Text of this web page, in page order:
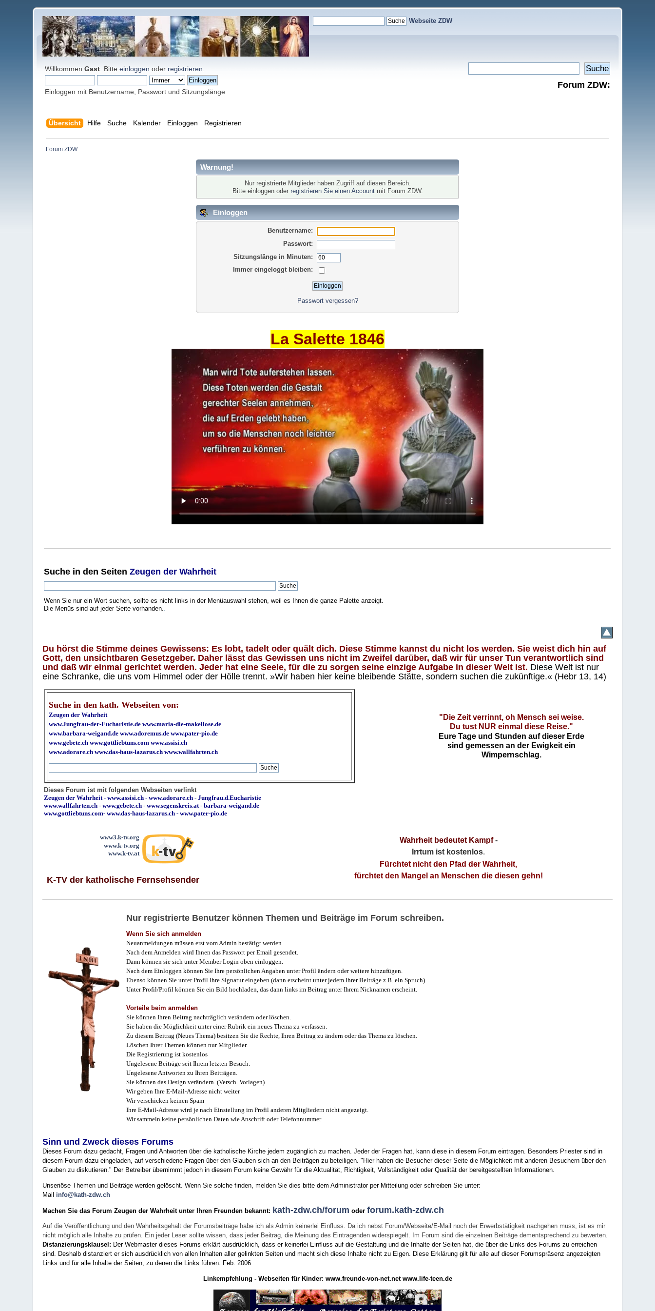
Webseite ZDW
WillkommenGast . Bitteeinloggen oder registrieren
Einloggen mit Benutzername, Passwort und Sitzungslänge
Forum ZDW:
Übersicht Hilfe Suche Kalender Einloggen Registrieren
Forum ZDW
Warnung!
Nur registrierte Mitglieder haben Zugriff auf diesen Bereich.
Bitte einloggen oder registrieren Sie einen Accountmit Forum ZDW.
Einloggen
Benutzername:
Passwort:
Sitzungslänge in Minuten:
Immer eingeloggt bleiben:
Passwort vergessen?
La Salette 1846
Suche in den SeitenZeugen der Wahrheit
Wenn Sie nur ein Wort suchen, sollte es nicht links in der Menüauswahl stehen, weil es Ihnen die ganze Palette anzeigt.
Die Menüs sind auf jeder Seite vorhanden..
Du hörst die Stimme deines Gewissens: Es lobt, tadelt oder quält dich. Diese Stimme kannst du nicht los werden. Sie weist dich hin auf
Gott, den unsichtbaren Gesetzgeber. Daher lässt das Gewissen uns nicht im Zweifel darüber, daß wir für unser Tun verantwortlich sind
und daß wir einmal gerichtet werden. Jeder hat eine Seele, für die zu sorgen seine einzige Aufgabe in dieser Welt ist. Diese Welt ist nur
eine Schranke, die uns vom Himmel oder der Hölle trennt. »Wir haben hier keine bleibende Stätte, sondern suchen die zukünftige.« (Hebr 13, 14)
Suche in den kath. Webseiten von:
Zeugen der Wahrheit
www.Jungfrau-der-Eucharistie.de www.maria-die-makellose.de
www.barbara-weigand.de www.adoremus.de www.pater-pio.de
www.gebete.ch www.gottliebtuns.com www.assisi.ch
www.adorare.ch www.das-haus-lazarus.ch www.wallfahrten.ch
"Die Zeit verrinnt, oh Mensch sei weise.
Du tust NUR einmal diese Reise."
Eure Tage und Stunden auf dieser Erde
sind gemessen an der Ewigkeit ein
Wimpernschlag.
Dieses Forum ist mit folgenden Webseiten verlinkt
Zeugen der Wahrheit-www.assisi.ch -www.adorare.ch -Jungfrau.d.Eucharistie
www.wallfahrten.ch -www.gebete.ch -www.segenskreis.at-barbara-weigand.de
www.gottliebtuns.com-www.das-haus-lazarus.ch - www.pater-pio.de
www3.k-tv.org
www.k-tv.org
www.k-tv.at
K-TV der katholische Fernsehsender
Wahrheit bedeutet Kampf-
Irrtum ist kostenlos.
Fürchtet nicht den Pfad der Wahrheit,
fürchtet den Mangel an Menschen die diesen gehn!
Nur registrierte Benutzer können Themen und Beiträge im Forum schreiben.
Wenn Sie sich anmelden
Neuanmeldungen müssen erst vom Admin bestätigt werden
Nach dem Anmelden wird Ihnen das Passwort per Email gesendet.
Dann können sie sich unter Member Login oben einloggen.
Nach dem Einloggen können Sie Ihre persönlichen Angaben unter Profil ändern oder weitere hinzufügen.
Ebenso können Sie unter Profil Ihre Signatur eingeben (dann erscheint unter jedem Ihrer Beiträge z.B. ein Spruch)
Unter Profil/Profil können Sie ein Bild hochladen, das dann links im Beitrag unter Ihrem Nicknamen erscheint.
Vorteile beim anmelden
Sie können Ihren Beitrag nachträglich verändern oder löschen.
Sie haben die Möglichkeit unter einer Rubrik ein neues Thema zu verfassen.
Zu diesem Beitrag (Neues Thema) besitzen Sie die Rechte, Ihren Beitrag zu ändern oder das Thema zu löschen.
Löschen Ihrer Themen können nur Mitglieder.
Die Registrierung ist kostenlos
Ungelesene Beiträge seit Ihrem letzten Besuch.
Ungelesene Antworten zu Ihren Beiträgen.
Sie können das Design verändern. (Versch. Vorlagen)
Wir geben Ihre E-Mail-Adresse nicht weiter
Wir verschicken keinen Spam
Ihre E-Mail-Adresse wird je nach Einstellung im Profil anderen Mitgliedern nicht angezeigt.
Wir sammeln keine persönlichen Daten wie Anschrift oder Telefonnummer
Sinn und Zweck dieses Forums
Dieses Forum dazu gedacht, Fragen und Antworten über die katholische Kirche jedem zugänglich zu machen. Jeder der Fragen hat, kann diese in diesem Forum eintragen. Besonders Priester sind in
diesem Forum dazu eingeladen, auf verschiedene Fragen über den Glauben sich an den Beiträgen zu beteiligen. "Hier haben die Besucher dieser Seite die Möglichkeit mit anderen Besuchern über den
Glauben zu diskutieren." Der Betreiber übernimmt jedoch in diesem Forum keine Gewähr für die Aktualität, Richtigkeit, Vollständigkeit oder Qualität der bereitgestellten Informationen.
Unseriöse Themen und Beiträge werden gelöscht. Wenn Sie solche finden, melden Sie dies bitte dem Administrator per Mitteilung oder schreiben Sie unter:
Mail info@kath-zdw.ch
Machen Sie das Forum Zeugen der Wahrheit unter Ihren Freunden bekannt: kath-zdw.ch/forum oderforum.kath-zdw.ch
Auf die Veröffentlichung und den Wahrheitsgehalt der Forumsbeiträge habe ich als Admin keinerlei Einfluss. Da ich nebst Forum/Webseite/E-Mail noch der Erwerbstätigkeit nachgehen muss, ist es mir
nicht möglich alle Inhalte zu prüfen. Ein jeder Leser sollte wissen, dass jeder Beitrag, die Meinung des Eintragenden widerspiegelt. Im Forum sind die einzelnen Beiträge dementsprechend zu bewerten.
Distanzierungsklausel: Der Webmaster dieses Forums erklärt ausdrücklich, dass er keinerlei Einfluss auf die Gestaltung und die Inhalte der Seiten hat, die über die Links des Forums zu erreichen
sind. Deshalb distanziert er sich ausdrücklich von allen Inhalten aller gelinkten Seiten und macht sich diese Inhalte nicht zu Eigen. Diese Erklärung gilt für alle auf dieser Forumspräsenz angezeigten
Links und für alle Inhalte der Seiten, zu denen die Links führen. Feb. 2006
Linkempfehlung - Webseiten für Kinder: www.freunde-von-net.net www.life-teen.de